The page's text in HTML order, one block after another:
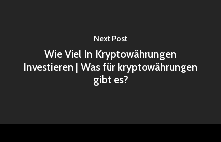
Next Post
Wie Viel In Kryptowährungen
Investieren | Was für kryptowährungen
gibt es?